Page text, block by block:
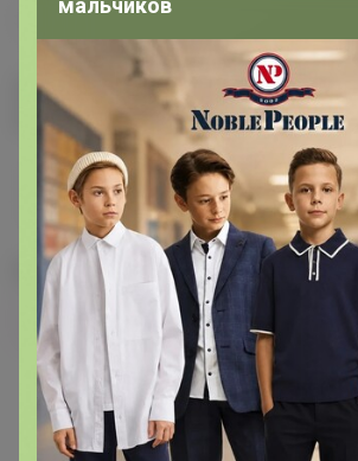
Эксклюзивный товар,
опытных пользователей 24-
от 248 680,40р
486 320,40р
Цвет
Фиолетовый Зелёный
мальчиков